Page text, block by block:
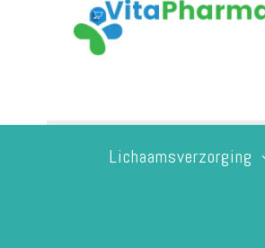
Lichaamsverzorging